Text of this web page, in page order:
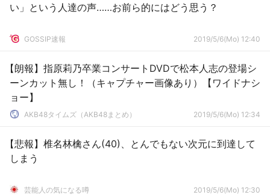
い」という人達の声……お前ら的にはどう思う？
GOSSIP速報 2019/5/6(Mo) 12:40
【朗報】指原莉乃卒業コンサートDVDで松本人志の登場シ
ーンカット無し！（キャプチャー画像あり）【ワイドナシ
ョー】
AKB48タイムズ（AKB48まとめ） 2019/5/6(Mo) 12:34
【悲報】椎名林檎さん(40)、とんでもない次元に到達して
しまう
芸能人の気になる噂 2019/5/6(Mo) 12:30